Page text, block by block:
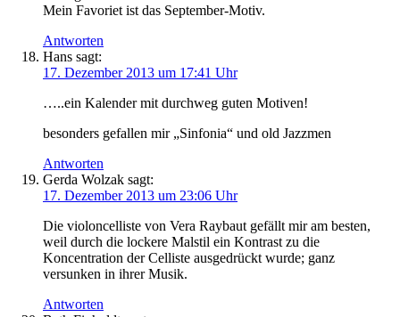
Mein Favoriet ist das September-Motiv.
Antworten
Hans sagt:
17. Dezember 2013 um 17:41 Uhr
…..ein Kalender mit durchweg guten Motiven!
besonders gefallen mir „Sinfonia“ und old Jazzmen
Antworten
Gerda Wolzak sagt:
17. Dezember 2013 um 23:06 Uhr
Die violoncelliste von Vera Raybaut gefällt mir am besten,
weil durch die lockere Malstil ein Kontrast zu die
Koncentration der Celliste ausgedrückt wurde; ganz
versunken in ihrer Musik.
Antworten